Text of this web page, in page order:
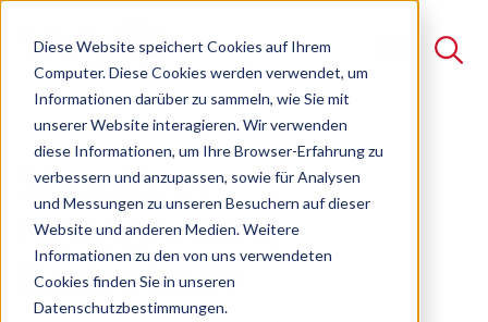
Diese Website speichert Cookies auf Ihrem
Computer. Diese Cookies werden verwendet, um
Informationen darüber zu sammeln, wie Sie mit
unserer Website interagieren. Wir verwenden
diese Informationen, um Ihre Browser-Erfahrung zu
verbessern und anzupassen, sowie für Analysen
und Messungen zu unseren Besuchern auf dieser
Website und anderen Medien. Weitere
Informationen zu den von uns verwendeten
Cookies finden Sie in unseren
Datenschutzbestimmungen.
Suche
Es gibt keine Vorschläge, da das Suchfeld leer ist.
Shopfloor
Management -
Basiswissen